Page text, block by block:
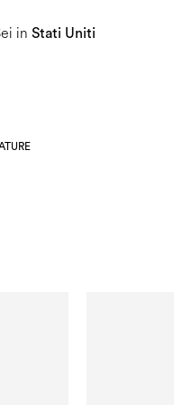
in Stati Uniti
NUOVA COLLEZIONE